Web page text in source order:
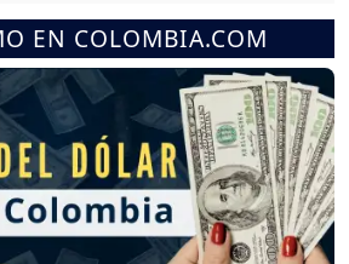
EN COLOMBIA.COM